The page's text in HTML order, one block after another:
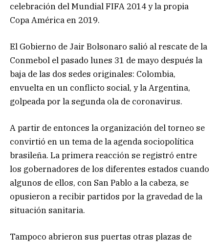
celebración del Mundial FIFA 2014 y la propia
Copa América en 2019.
El Gobierno de Jair Bolsonaro salió al rescate de la
Conmebol el pasado lunes 31 de mayo después la
baja de las dos sedes originales: Colombia,
envuelta en un conflicto social, y la Argentina,
golpeada por la segunda ola de coronavirus.
A partir de entonces la organización del torneo se
convirtió en un tema de la agenda sociopolítica
brasileña. La primera reacción se registró entre
los gobernadores de los diferentes estados cuando
algunos de ellos, con San Pablo a la cabeza, se
opusieron a recibir partidos por la gravedad de la
situación sanitaria.
Tampoco abrieron sus puertas otras plazas de